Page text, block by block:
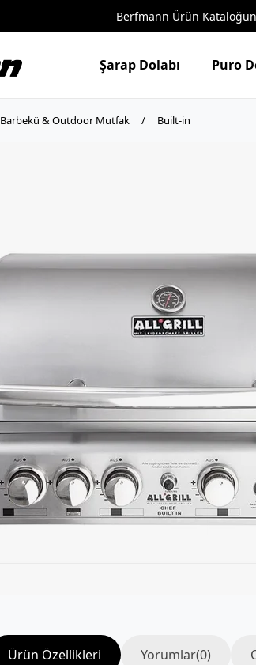
Berfmann Ürün
Şarap Dolabı Puro
Barbekü & Outdoor Mutfak Built-in
Ürün Özellikleri Yorumlar(0)